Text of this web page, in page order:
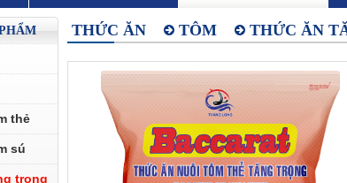
thẻ
sú
trọng
THỨC ĂN TÔM THỨC ĂN